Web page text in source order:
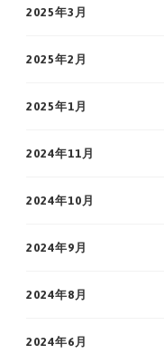
2025年3月
2025年2月
2025年1月
2024年11月
2024年10月
2024年9月
2024年8月
2024年6月